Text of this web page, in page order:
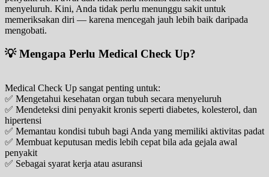
menyeluruh. Kini, Anda tidak perlu menunggu sakit untuk
memeriksakan diri — karena mencegah jauh lebih baik daripada
mengobati.
💡 Mengapa Perlu Medical Check Up?
Medical Check Up sangat penting untuk:
✅ Mengetahui kesehatan organ tubuh secara menyeluruh
✅ Mendeteksi dini penyakit kronis seperti diabetes, kolesterol, dan
hipertensi
✅ Memantau kondisi tubuh bagi Anda yang memiliki aktivitas padat
✅ Membuat keputusan medis lebih cepat bila ada gejala awal
penyakit
✅ Sebagai syarat kerja atau asuransi